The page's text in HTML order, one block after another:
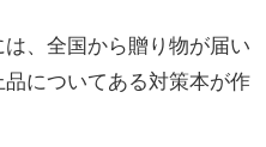
、全国から贈り物が届い
についてある対策本が作